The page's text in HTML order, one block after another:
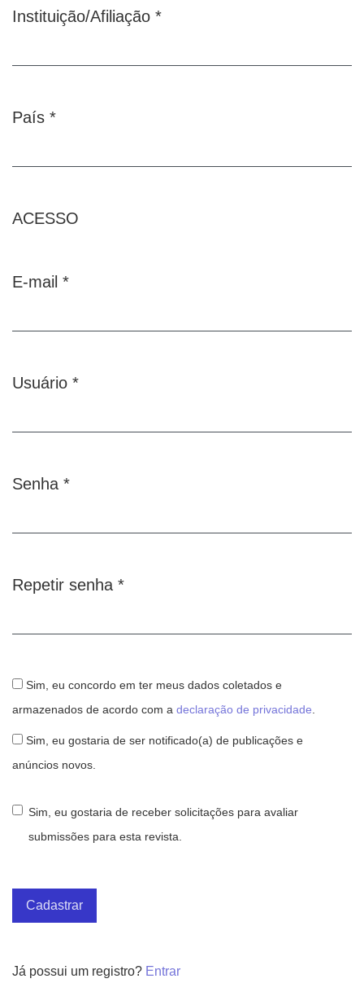
Instituição/Afiliação *
País *
ACESSO
E-mail *
Usuário *
Senha *
Repetir senha *
armazenados de acordo com a declaração de privacidade.
anúncios novos.
Sim, eu gostaria de receber solicitações para avaliar
submissões para esta revista.
Cadastrar
Já possui um registro? Entrar